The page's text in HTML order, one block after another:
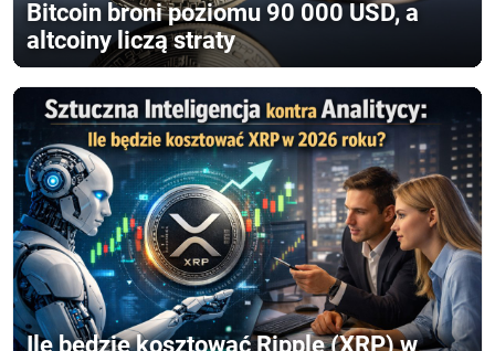
Bitcoin broni poziomu 90 000 USD, a
altcoiny liczą straty
Ile będzie kosztować Ripple (XRP) w